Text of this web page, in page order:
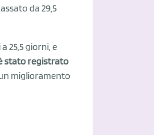
da 29,5
25,5 giorni, e
stato registrato
miglioramento